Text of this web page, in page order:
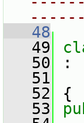
   48
   49
   50
:
   51
   52
{
   53